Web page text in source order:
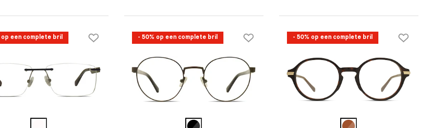
op een complete bril - 50% op een complete bril - 50% op een complete bril